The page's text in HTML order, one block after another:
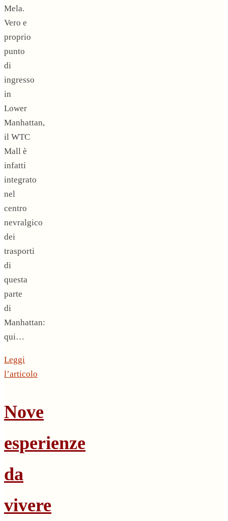
Mela.
Vero e
proprio
punto
di
ingresso
in
Lower
Manhattan,
il WTC
Mall è
infatti
integrato
nel
centro
nevralgico
dei
trasporti
di
questa
parte
di
Manhattan:
qui…
Leggi
l’articolo
Nove
esperienze
da
vivere